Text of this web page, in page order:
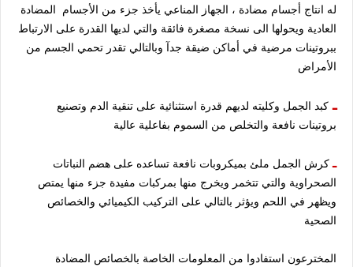
له انتاج أجسام مضادة ، الجهاز المناعي يأخذ جزء من الأجسام المضادة
العادية ويحولها الى نسخة مصغرة فائقة والتي لديها القدرة على الارتباط
ببروتينات مرضية في أماكن ضيقة جدآ وبالتالي تقدر تحمي الجسم من
الأمراض
ـ كبد الجمل وكليته لديهم قدرة استثنائية على تنقية الدم وتصنيع
بروتينات نافعة والتخلص من السموم بفاعلية عالية
ـكرش الجمل ملئ بميكروبات نافعة تساعده على هضم النباتات
الصحراوية والتي تتخمر ويخرج منها بمركبات مفيدة جزء منها يمتص
ويظهر في اللحم ويؤثر بالتالي على التركيب الكيميائي والخصائص
الصحية
المخترعون استفادوا من المعلومات الخاصة بالخصائص المضادة